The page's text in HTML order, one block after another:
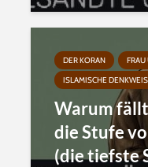
DER KORAN
ISLAMISCHE
Warum
die Stufe
(die tiefste